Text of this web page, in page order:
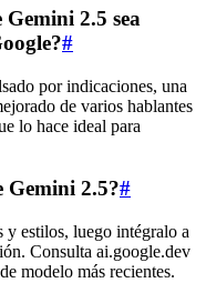
Gemini 2.5 sea
#
por indicaciones, una
de varios hablantes
lo hace ideal para
Gemini 2.5?#
estilos, luego intégralo a
Consulta ai.google.dev
modelo más recientes.